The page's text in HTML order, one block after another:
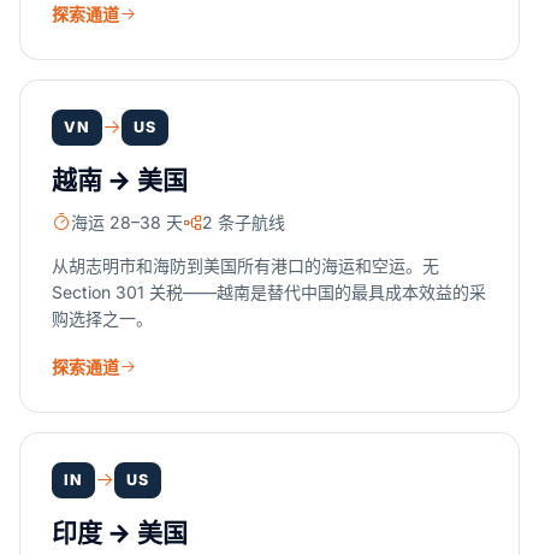
探索通道
VN US
越南 → 美国
海运 28–38 天 2 条子航线
从胡志明市和海防到美国所有港口的海运和空运。无
Section 301 关税——越南是替代中国的最具成本效益的采
购选择之一。
探索通道
IN US
印度 → 美国